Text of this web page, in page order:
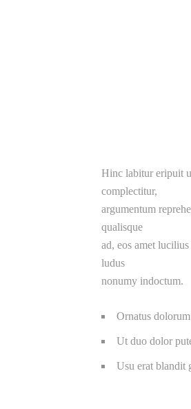
Hinc labitur eripuit
complectitur,
argumentum
qualisque
ad, eos amet
ludus
nonumy indoctum.
Ornatus
Ut duo dolor
Usu erat blandit